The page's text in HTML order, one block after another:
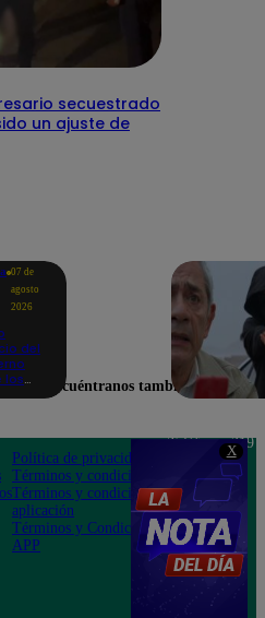
X
secuestrado
un ajuste de
07 de
agosto
2026
del
los
a
Encuéntranos también en
Política de privacidad
Términos y condiciones
Términos y condiciones
aplicación
Términos y Condiciones
APP
Teléfono: 219
Av. San
Felipe 968
Jesús María